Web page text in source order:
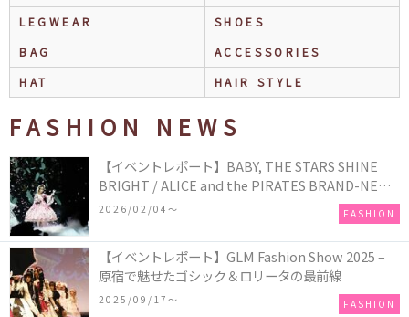
LEGWEAR
SHOES
BAG
ACCESSORIES
HAT
HAIR STYLE
FASHION NEWS
【イベントレポート】BABY, THE STARS SHINE
BRIGHT / ALICE and the PIRATES BRAND-NEW
COLLECTION in TOKYO
2026/02/04〜 FASHION
【イベントレポート】GLM Fashion Show 2025 –
原宿で魅せたゴシック＆ロリータの最前線
2025/09/17〜 FASHION